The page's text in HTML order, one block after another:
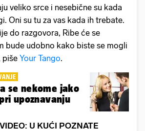
veliko srce i nesebične su kada
Oni su tu za vas kada ih trebate.
do razgovora, Ribe će se
bude udobno kako biste se mogli
piše Your Tango.
se nekome jako
upoznavanju
U KUĆI POZNATE